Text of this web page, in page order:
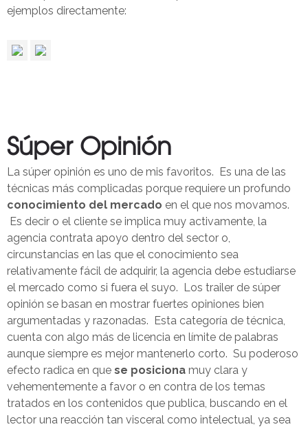
ejemplos directamente:
Súper Opinión
La súper opinión es uno de mis favoritos. Es una de las
técnicas más complicadas porque requiere un profundo
conocimiento del mercado en el que nos movamos.
Es decir o el cliente se implica muy activamente, la
agencia contrata apoyo dentro del sector o,
circunstancias en las que el conocimiento sea
relativamente fácil de adquirir, la agencia debe estudiarse
el mercado como si fuera el suyo. Los trailer de súper
opinión se basan en mostrar fuertes opiniones bien
argumentadas y razonadas. Esta categoría de técnica,
cuenta con algo más de licencia en límite de palabras
aunque siempre es mejor mantenerlo corto. Su poderoso
efecto radica en que se posiciona muy clara y
vehementemente a favor o en contra de los temas
tratados en los contenidos que publica, buscando en el
lector una reacción tan visceral como intelectual, ya sea